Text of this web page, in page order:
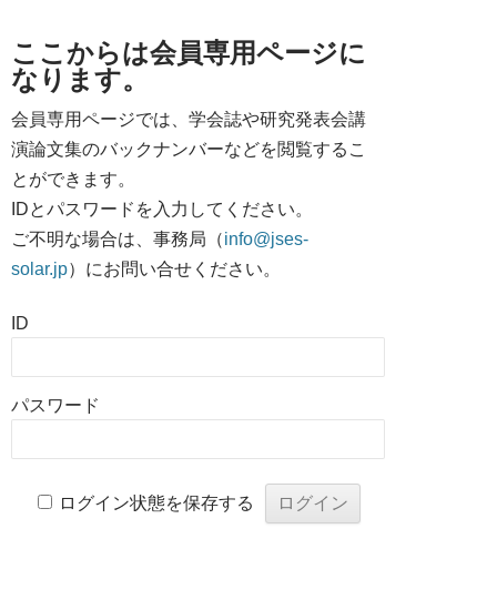
ここからは会員専用ページに
なります。
会員専用ページでは、学会誌や研究発表会講
演論文集のバックナンバーなどを閲覧するこ
とができます。
IDとパスワードを入力してください。
ご不明な場合は、事務局（info@jses-
solar.jp）にお問い合せください。
ID
パスワード
ログイン状態を保存する